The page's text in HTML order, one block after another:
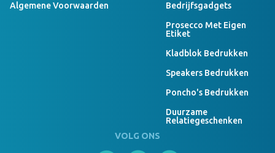
Algemene Voorwaarden
Bedrijfsgadgets
Prosecco Met Eigen
Etiket
Kladblok Bedrukken
Speakers Bedrukken
Poncho's Bedrukken
Duurzame
Relatiegeschenken
VOLG ONS